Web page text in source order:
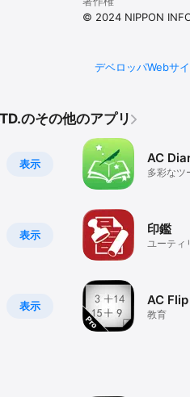
© 2024 NIPPON
デベロッパWebサイ
のその他のアプリ
表示
表示
表示
AC
多彩なツ
印鑑
ユーティ
AC
教育